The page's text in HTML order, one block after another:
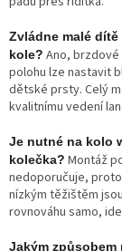
Zvládne malé
kole? Ano,
polohu lze nastavit
dětské prsty. Celý
kvalitnímu vedení
Je nutné na kolo
kolečka? Montáž
nedoporučuje,
nízkým těžištěm
rovnováhu samo,
Jakým